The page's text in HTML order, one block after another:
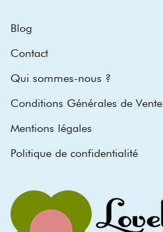
Blog
Contact
Qui sommes-nous ?
Conditions Générales de Vente
Mentions légales
Politique de confidentialité